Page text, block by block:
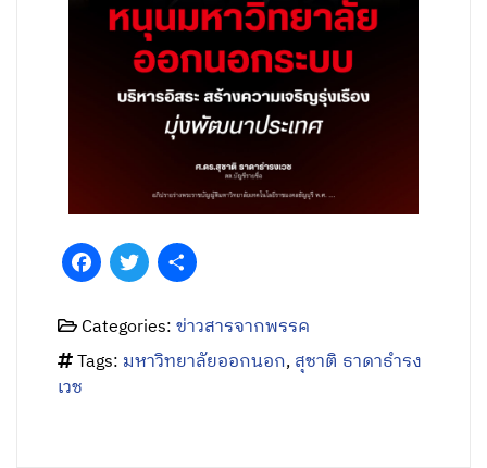
FacebookTwitter
Categories:ข่าวสารจากพรรค
Tags: มหาวิทยาลัยออกนอก,สุชาติ ธาดาธำรง
เวช